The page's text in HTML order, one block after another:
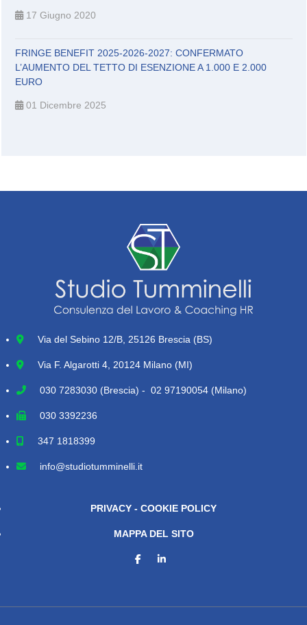
17 Giugno 2020
FRINGE BENEFIT 2025-2026-2027: CONFERMATO
L’AUMENTO DEL TETTO DI ESENZIONE A 1.000 E 2.000
EURO
01 Dicembre 2025
Via del Sebino 12/B, 25126 Brescia (BS)
Via F. Algarotti 4, 20124 Milano (MI)
030 7283030 (Brescia) - 02 97190054 (Milano)
030 3392236
347 1818399
info@studiotumminelli.it
PRIVACY - COOKIE POLICY
MAPPA DEL SITO